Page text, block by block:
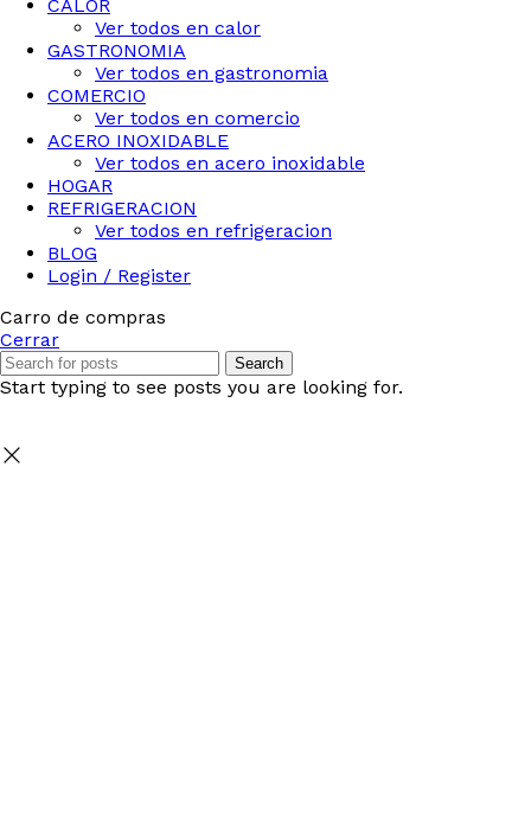
CALOR
Ver todos en calor
GASTRONOMIA
Ver todos en gastronomia
COMERCIO
Ver todos en comercio
ACERO INOXIDABLE
Ver todos en acero inoxidable
HOGAR
REFRIGERACION
Ver todos en refrigeracion
BLOG
Login / Register
Carro de compras
Cerrar
Search
Start typing to see posts you are looking for.